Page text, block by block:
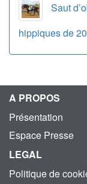
Saut
hippiques de
A PROPOS
Présentation
Espace Presse
LEGAL
Politique de